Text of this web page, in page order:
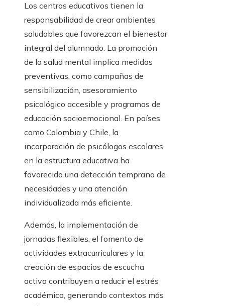
Los centros educativos tienen la
responsabilidad de crear ambientes
saludables que favorezcan el bienestar
integral del alumnado. La promoción
de la salud mental implica medidas
preventivas, como campañas de
sensibilización, asesoramiento
psicológico accesible y programas de
educación socioemocional. En países
como Colombia y Chile, la
incorporación de psicólogos escolares
en la estructura educativa ha
favorecido una detección temprana de
necesidades y una atención
individualizada más eficiente.
Además, la implementación de
jornadas flexibles, el fomento de
actividades extracurriculares y la
creación de espacios de escucha
activa contribuyen a reducir el estrés
académico, generando contextos más